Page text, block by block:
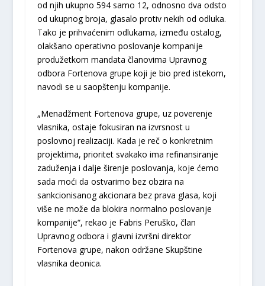
od njih ukupno 594 samo 12, odnosno dva odsto
od ukupnog broja, glasalo protiv nekih od odluka.
Tako je prihvaćenim odlukama, između ostalog,
olakšano operativno poslovanje kompanije
produžetkom mandata članovima Upravnog
odbora Fortenova grupe koji je bio pred istekom,
navodi se u saopštenju kompanije.
„Menadžment Fortenova grupe, uz poverenje
vlasnika, ostaje fokusiran na izvrsnost u
poslovnoj realizaciji. Kada je reč o konkretnim
projektima, prioritet svakako ima refinansiranje
zaduženja i dalje širenje poslovanja, koje ćemo
sada moći da ostvarimo bez obzira na
sankcionisanog akcionara bez prava glasa, koji
više ne može da blokira normalno poslovanje
kompanije“, rekao je Fabris Peruško, član
Upravnog odbora i glavni izvršni direktor
Fortenova grupe, nakon održane Skupštine
vlasnika deonica.